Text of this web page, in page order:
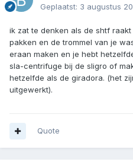
Geplaatst: 3 augustus
ik zat te denken als de shtf
pakken en de trommel van je
eraan maken en je hebt
sla-centrifuge bij de sligro of
hetzelfde als de giradora. (het
uitgewerkt).
Quote